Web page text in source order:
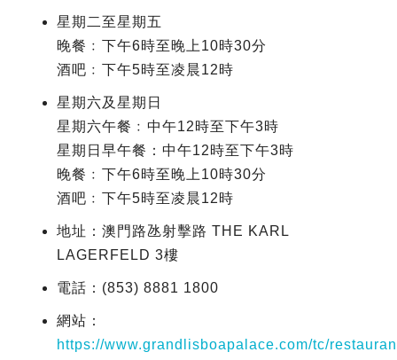
星期二至星期五
晚餐﹕下午6時至晚上10時30分
酒吧﹕下午5時至凌晨12時
星期六及星期日
星期六午餐﹕中午12時至下午3時
星期日早午餐：中午12時至下午3時
晚餐﹕下午6時至晚上10時30分
酒吧﹕下午5時至凌晨12時
地址：澳門路氹射擊路 THE KARL
LAGERFELD 3樓
電話：(853) 8881 1800
網站：
https://www.grandlisboapalace.com/tc/